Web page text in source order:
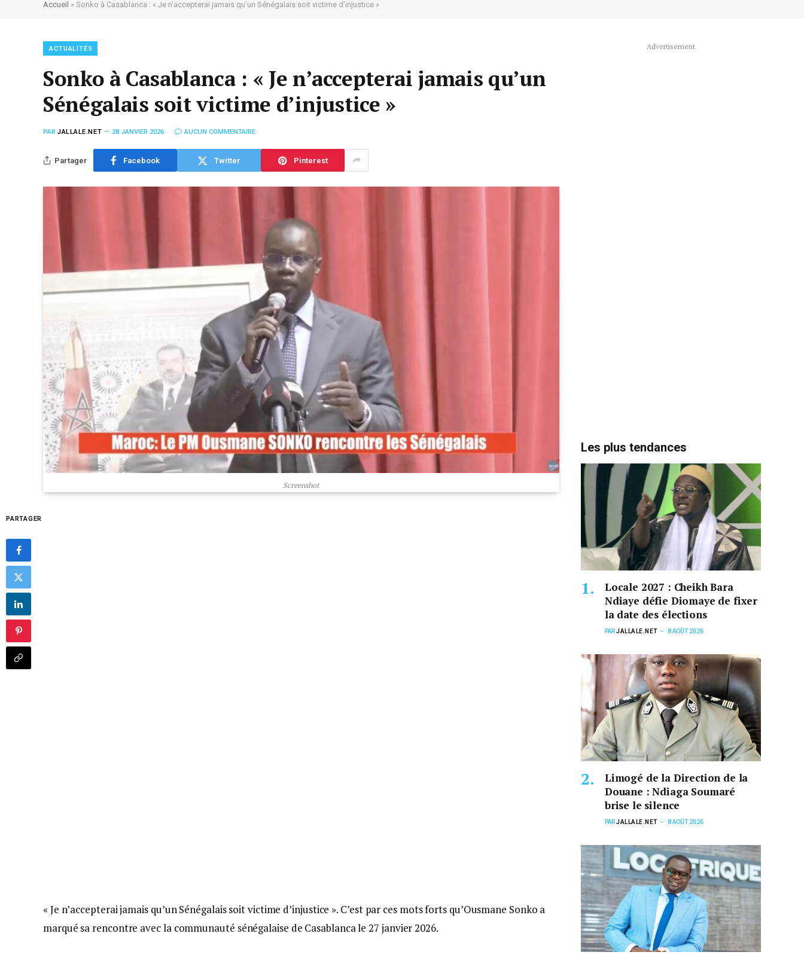
Accueil » Sonko à Casablanca : « Je n’accepterai jamais qu’un Sénégalais soit victime d’injustice »
ACTUALITÉS
Sonko à Casablanca : « Je n’accepterai jamais qu’un
Sénégalais soit victime d’injustice »
PAR JALLALE.NET 28 JANVIER 2026 AUCUN COMMENTAIRE
Partager Facebook Twitter Pinterest
Screenshot
PARTAGER
« Je n’accepterai jamais qu’un Sénégalais soit victime d’injustice ». C’est par ces mots forts qu’Ousmane Sonko a
marqué sa rencontre avec la communauté sénégalaise de Casablanca le 27 janvier 2026.
Advertisement
Les plus tendances
Locale 2027 : Cheikh Bara
Ndiaye défie Diomaye de fixer
la date des élections
PARJALLALE.NET 8 AOÛT 2026
Limogé de la Direction de la
Douane : Ndiaga Soumaré
brise le silence
PARJALLALE.NET 8 AOÛT 2026